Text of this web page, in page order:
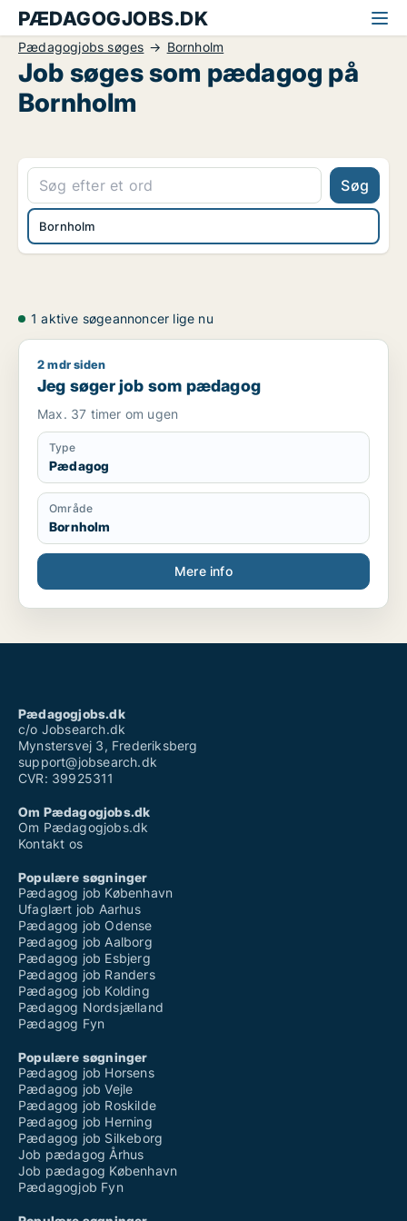
PÆDAGOGJOBS.DK
Pædagogjobs søges Bornholm
Job søges som pædagog på
Bornholm
Søg
Bornholm
1 aktive søgeannoncer lige nu
Jeg søger job som pædagog
2 mdr siden
Jeg søger job som pædagog
Max. 37 timer om ugen
Type
Pædagog
Område
Bornholm
Mere info
Pædagogjobs.dk
c/o Jobsearch.dk
Mynstersvej 3, Frederiksberg
support@jobsearch.dk
CVR: 39925311
Om Pædagogjobs.dk
Om Pædagogjobs.dk
Kontakt os
Populære søgninger
Pædagog job København
Ufaglært job Aarhus
Pædagog job Odense
Pædagog job Aalborg
Pædagog job Esbjerg
Pædagog job Randers
Pædagog job Kolding
Pædagog Nordsjælland
Pædagog Fyn
Populære søgninger
Pædagog job Horsens
Pædagog job Vejle
Pædagog job Roskilde
Pædagog job Herning
Pædagog job Silkeborg
Job pædagog Århus
Job pædagog København
Pædagogjob Fyn